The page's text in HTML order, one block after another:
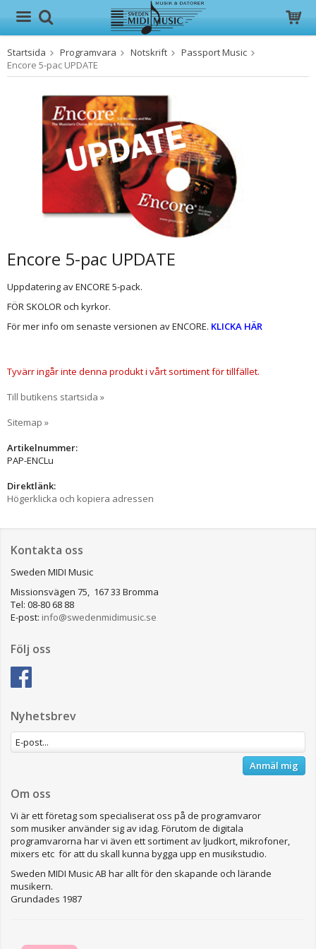
Produkten har blivit tillagd i varukorgen
Startsida Programvara Notskrift
Passport Music
Encore 5-pac UPDATE
Encore 5-pac UPDATE
Uppdatering av ENCORE 5-pack.
FÖR SKOLOR och kyrkor.
För mer info om senaste versionen av ENCORE. KLICKA HÄR
Tyvärr ingår inte denna produkt i vårt sortiment för tillfället.
Till butikens startsida »
Sitemap »
Artikelnummer:
PAP-ENCLu
Direktlänk:
Högerklicka och kopiera adressen
Kontakta oss
Sweden MIDI Music
Missionsvägen 75, 167 33 Bromma
Tel: 08-80 68 88
E-post: info@swedenmidimusic.se
Följ oss
Nyhetsbrev
Anmäl mig
Om oss
Vi är ett företag som specialiserat oss på de programvaror
som musiker använder sig av idag. Förutom de digitala
programvarorna har vi även ett sortiment av ljudkort, mikrofoner,
mixers etc för att du skall kunna bygga upp en musikstudio.
Sweden MIDI Music AB har allt för den skapande och lärande
musikern.
Grundades 1987